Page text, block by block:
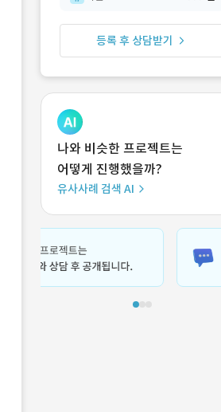
등록 후 상담받기
나와 비슷한 프로젝트는
어떻게 진행했을까?
유사사례 검색 AI